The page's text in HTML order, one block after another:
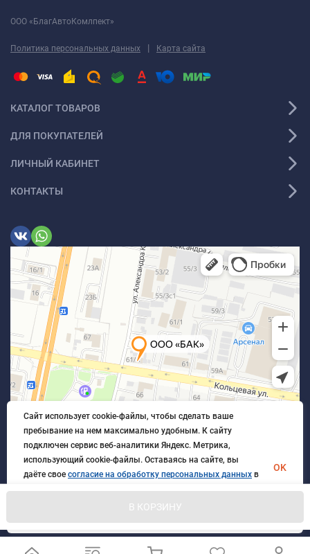
В КОРЗИНУ
ООО «БлагАвтоКомлпект»
Политика персональных данных | Карта сайта
КАТАЛОГ ТОВАРОВ
ДЛЯ ПОКУПАТЕЛЕЙ
ЛИЧНЫЙ КАБИНЕТ
КОНТАКТЫ
© 2026 БлагАвтоКомплект. Все права защищены
Сайт использует cookie-файлы, чтобы сделать ваше
пребывание на нем максимально удобным. К cайту
подключен сервис веб-аналитики Яндекс. Метрика,
использующий cookie-файлы. Оставаясь на сайте, вы
даёте свое согласие на обработку персональных данных в
порядке, указанном вПолитике обработки персональных
OK